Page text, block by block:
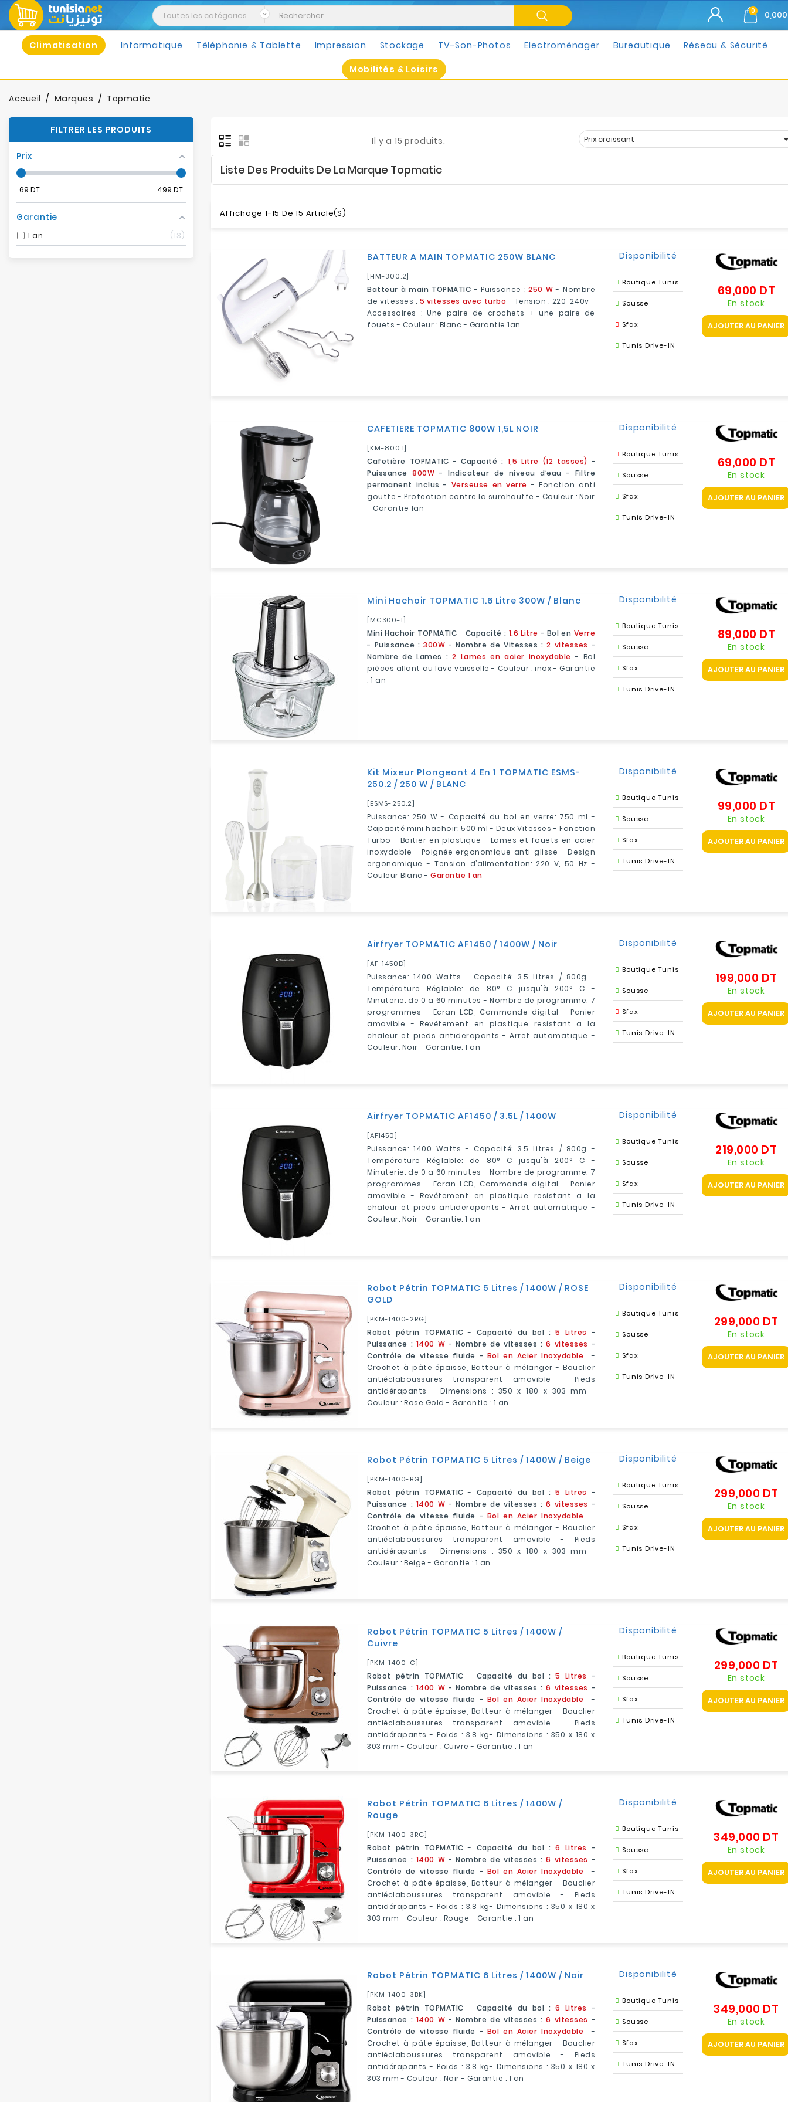
0
Climatisation Informatique Téléphonie & Tablette Impression Stockage TV-Son-Photos Electroménager Bureautique Réseau & Sécurité
Mobilités & Loisirs
Accueil Marques Topmatic
FILTRER LES PRODUITS
Prix
69 DT 499 DT
Garantie
1 an 13
Il y a 15 produits. Prix croissant
Liste Des Produits De La Marque Topmatic
Affichage 1-15 De 15 Article(s)
BATTEUR A MAIN TOPMATIC 250W BLANC
[HM-300.2]
Batteur à main TOPMATIC - Puissance :250 W - Nombre
de vitesses : 5 vitesses avec turbo - Tension : 220-240v -
Accessoires : Une paire de crochets + une paire de
fouets - Couleur : Blanc - Garantie 1an
Disponibilité
Boutique Tunis
Sousse
Sfax
Tunis Drive-IN
69,000 DT
En stock
AJOUTER AU PANIER
CAFETIERE TOPMATIC 800W 1,5L NOIR
[KM-800.1]
Cafetière TOPMATIC - Capacité : 1,5 Litre (12 tasses) -
Puissance800W - Indicateur de niveau d’eau - Filtre
permanent inclus - Verseuse en verre - Fonction anti
goutte - Protection contre la surchauffe - Couleur : Noir
- Garantie 1an
Disponibilité
Boutique Tunis
Sousse
Sfax
Tunis Drive-IN
69,000 DT
En stock
AJOUTER AU PANIER
Mini Hachoir TOPMATIC 1.6 Litre 300W / Blanc
[MC300-1]
Mini Hachoir TOPMATIC- Capacité : 1.6 Litre - Bol en Verre
- Puissance :300W - Nombre de Vitesses :2 vitesses -
Nombre de Lames :2 Lames en acier inoxydable - Bol
pièces allant au lave vaisselle - Couleur : inox - Garantie
: 1 an
Disponibilité
Boutique Tunis
Sousse
Sfax
Tunis Drive-IN
89,000 DT
En stock
AJOUTER AU PANIER
Kit Mixeur Plongeant 4 En 1 TOPMATIC ESMS-
250.2 / 250 W / BLANC
[ESMS-250.2]
Puissance: 250 W - Capacité du bol en verre: 750 ml -
Capacité mini hachoir: 500 ml - Deux Vitesses - Fonction
Turbo - Boitier en plastique - Lames et fouets en acier
inoxydable - Poignée ergonomique anti-glisse - Design
ergonomique - Tension d’alimentation: 220 V, 50 Hz -
Couleur Blanc -Garantie 1 an
Disponibilité
Boutique Tunis
Sousse
Sfax
Tunis Drive-IN
99,000 DT
En stock
AJOUTER AU PANIER
Airfryer TOPMATIC AF1450 / 1400W / Noir
[AF-1450D]
Puissance: 1400 Watts - Capacité: 3.5 Litres / 800g -
Température Réglable: de 80° C jusqu'à 200° C -
Minuterie: de 0 a 60 minutes - Nombre de programme: 7
programmes - Ecran LCD, Commande digital - Panier
amovible - Revétement en plastique resistant a la
chaleur et pieds antiderapants - Arret automatique -
Couleur: Noir - Garantie: 1 an
Disponibilité
Boutique Tunis
Sousse
Sfax
Tunis Drive-IN
199,000 DT
En stock
AJOUTER AU PANIER
Airfryer TOPMATIC AF1450 / 3.5L / 1400W
[AF1450]
Puissance: 1400 Watts - Capacité: 3.5 Litres / 800g -
Température Réglable: de 80° C jusqu'à 200° C -
Minuterie: de 0 a 60 minutes - Nombre de programme: 7
programmes - Ecran LCD, Commande digital - Panier
amovible - Revétement en plastique resistant a la
chaleur et pieds antiderapants - Arret automatique -
Couleur: Noir - Garantie: 1 an
Disponibilité
Boutique Tunis
Sousse
Sfax
Tunis Drive-IN
219,000 DT
En stock
AJOUTER AU PANIER
Robot Pétrin TOPMATIC 5 Litres / 1400W / ROSE
GOLD
[PKM-1400-2RG]
Robot pétrin TOPMATIC - Capacité du bol : 5 Litres -
Puissance : 1400 W - Nombre de vitesses :6 vitesses -
Contrôle de vitesse fluide - Bol en Acier Inoxydable -
Crochet à pâte épaisse, Batteur à mélanger - Bouclier
antiéclaboussures transparent amovible - Pieds
antidérapants - Dimensions : 350 x 180 x 303 mm -
Couleur : Rose Gold - Garantie : 1 an
Disponibilité
Boutique Tunis
Sousse
Sfax
Tunis Drive-IN
299,000 DT
En stock
AJOUTER AU PANIER
Robot Pétrin TOPMATIC 5 Litres / 1400W / Beige
[PKM-1400-BG]
Robot pétrin TOPMATIC - Capacité du bol : 5 Litres -
Puissance : 1400 W - Nombre de vitesses :6 vitesses -
Contrôle de vitesse fluide - Bol en Acier Inoxydable -
Crochet à pâte épaisse, Batteur à mélanger - Bouclier
antiéclaboussures transparent amovible - Pieds
antidérapants - Dimensions : 350 x 180 x 303 mm -
Couleur : Beige - Garantie : 1 an
Disponibilité
Boutique Tunis
Sousse
Sfax
Tunis Drive-IN
299,000 DT
En stock
AJOUTER AU PANIER
Robot Pétrin TOPMATIC 5 Litres / 1400W /
Cuivre
[PKM-1400-C]
Robot pétrin TOPMATIC - Capacité du bol : 5 Litres -
Puissance : 1400 W - Nombre de vitesses :6 vitesses -
Contrôle de vitesse fluide - Bol en Acier Inoxydable -
Crochet à pâte épaisse, Batteur à mélanger - Bouclier
antiéclaboussures transparent amovible - Pieds
antidérapants - Poids : 3.8 kg- Dimensions : 350 x 180 x
303 mm - Couleur : Cuivre - Garantie : 1 an
Disponibilité
Boutique Tunis
Sousse
Sfax
Tunis Drive-IN
299,000 DT
En stock
AJOUTER AU PANIER
Robot Pétrin TOPMATIC 6 Litres / 1400W /
Rouge
[PKM-1400-3RG]
Robot pétrin TOPMATIC - Capacité du bol : 6 Litres -
Puissance : 1400 W - Nombre de vitesses :6 vitesses -
Contrôle de vitesse fluide - Bol en Acier Inoxydable -
Crochet à pâte épaisse, Batteur à mélanger - Bouclier
antiéclaboussures transparent amovible - Pieds
antidérapants - Poids : 3.8 kg- Dimensions : 350 x 180 x
303 mm - Couleur : Rouge - Garantie : 1 an
Disponibilité
Boutique Tunis
Sousse
Sfax
Tunis Drive-IN
349,000 DT
En stock
AJOUTER AU PANIER
Robot Pétrin TOPMATIC 6 Litres / 1400W / Noir
[PKM-1400-3BK]
Robot pétrin TOPMATIC - Capacité du bol : 6 Litres -
Puissance : 1400 W - Nombre de vitesses :6 vitesses -
Contrôle de vitesse fluide - Bol en Acier Inoxydable -
Crochet à pâte épaisse, Batteur à mélanger - Bouclier
antiéclaboussures transparent amovible - Pieds
antidérapants - Poids : 3.8 kg- Dimensions : 350 x 180 x
303 mm - Couleur : Noir - Garantie : 1 an
Disponibilité
Boutique Tunis
Sousse
Sfax
Tunis Drive-IN
349,000 DT
En stock
AJOUTER AU PANIER